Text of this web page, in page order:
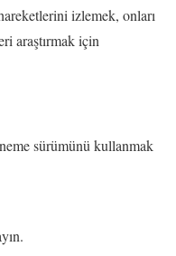
izlemek, onları
araştırmak için
sürümünü kullanmak